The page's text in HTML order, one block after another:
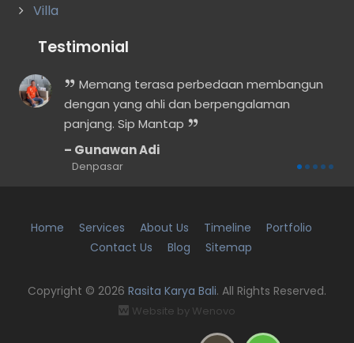
Villa
Testimonial
Memang terasa perbedaan membangun
dengan yang ahli dan berpengalaman
panjang. Sip Mantap
Gunawan Adi
Denpasar
Home Services About Us Timeline
Portfolio
Contact Us
Blog Sitemap
Copyright © 2026 Rasita Karya Bali. All Rights Reserved.
Website by Wenovo